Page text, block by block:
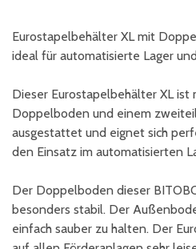
Eurostapelbehälter XL mit
ideal für automatisierte Lager
Dieser Eurostapelbehälter XL
Doppelboden und einem
ausgestattet und eignet sich
den Einsatz im automatisierten
Der Doppelboden dieser
besonders stabil. Der
einfach sauber zu halten. Der